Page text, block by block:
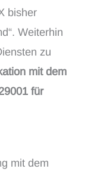
bisher
Weiterhin
zu
mit dem
für
mit dem